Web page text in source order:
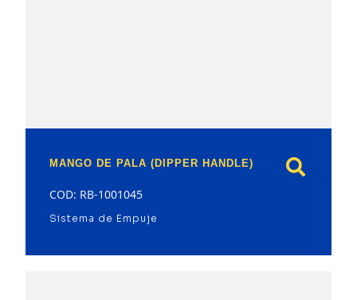
MANGO DE PALA (DIPPER HANDLE)
COD: RB-1001045
Sistema de Empuje